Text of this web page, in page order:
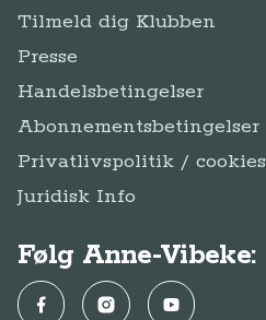
Tilmeld dig Klubben
Presse
Handelsbetingelser
Abonnementsbetingelser
Privatlivspolitik / cookies
Juridisk Info
Følg Anne-Vibeke:
FacebookInstagramYouTube